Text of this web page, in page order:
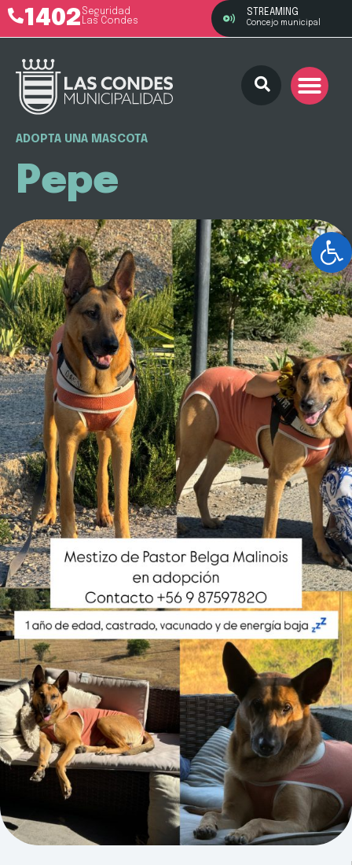
1402 Seguridad
Las Condes
STREAMING
Concejo municipal
ADOPTA UNA MASCOTA
Pepe